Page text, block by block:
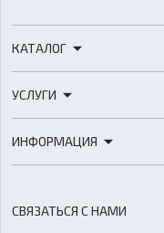
КАТАЛОГ
3D-сканеры
Расходные материалы
Оборудование и
Аксессуары и прочее
УСЛУГИ
3D-моделирование
ИНФОРМАЦИЯ
СВЯЗАТЬСЯ С НАМИ